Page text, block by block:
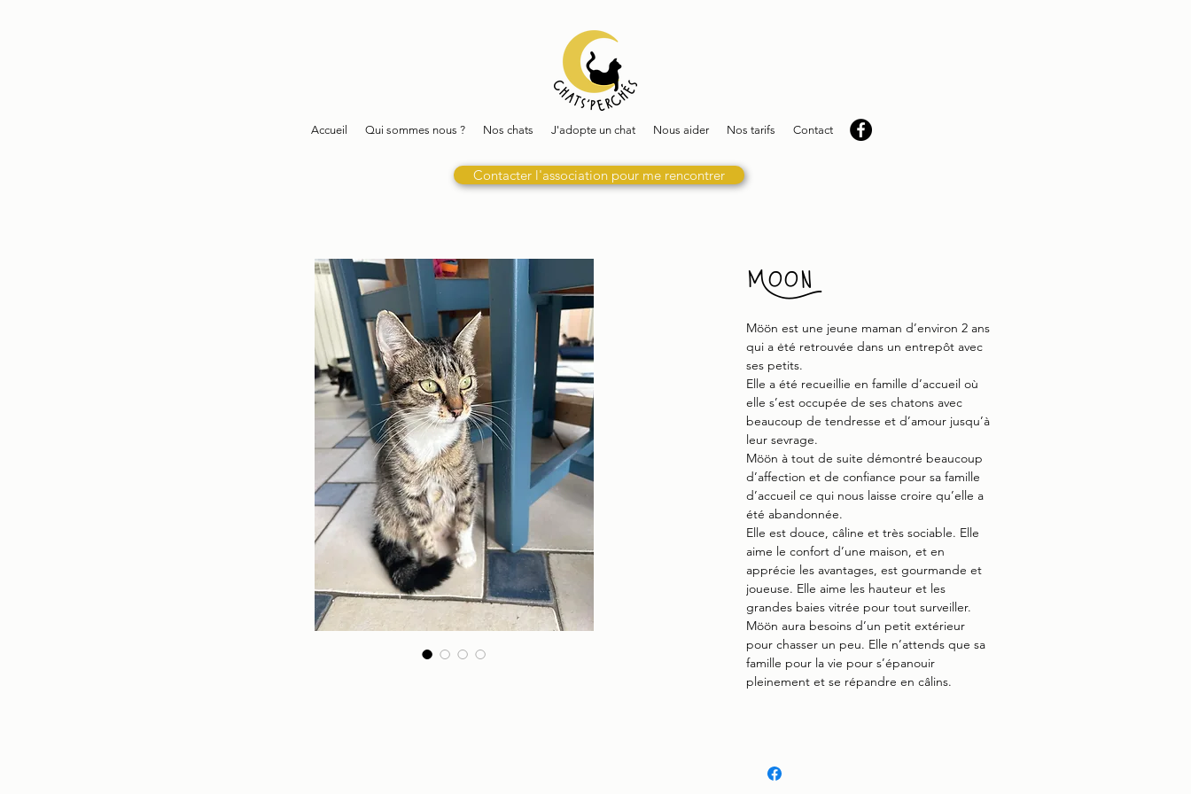
Accueil Qui sommes nous ? Nos chats J'adopte un chat Nous aider Nos tarifs Contact
Contacter l'association pour me rencontrer
Moon
Möön est une jeune maman d’environ 2 ans
qui a ėté retrouvée dans un entrepôt avec
ses petits.
Elle a été recueillie en famille d’accueil où
elle s’est occupée de ses chatons avec
beaucoup de tendresse et d’amour jusqu’à
leur sevrage.
Möön à tout de suite démontré beaucoup
d’affection et de confiance pour sa famille
d’accueil ce qui nous laisse croire qu’elle a
été abandonnée.
Elle est douce, câline et très sociable. Elle
aime le confort d’une maison, et en
apprécie les avantages, est gourmande et
joueuse. Elle aime les hauteur et les
grandes baies vitrée pour tout surveiller.
Möön aura besoins d’un petit extérieur
pour chasser un peu. Elle n’attends que sa
famille pour la vie pour s’épanouir
pleinement et se répandre en câlins.